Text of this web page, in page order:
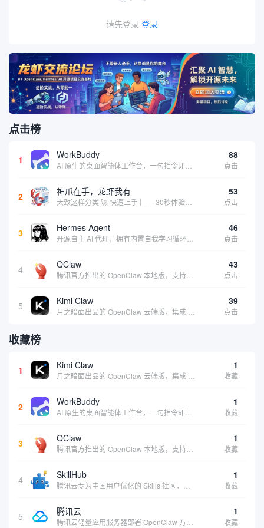
请先登录 登录
点击榜
1 WorkBuddy 88
点击
2 神爪在手，龙虾我有 53
点击
3 Hermes Agent 46
点击
4 QClaw 43
点击
5 Kimi Claw 39
点击
收藏榜
1 Kimi Claw 1
收藏
2 WorkBuddy 1
收藏
3 QClaw 1
收藏
4 SkillHub 1
收藏
5 腾讯云 1
收藏